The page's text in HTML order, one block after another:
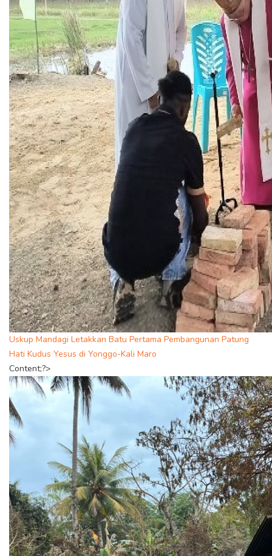
Uskup Mandagi Letakkan Batu Pertama Pembangunan Patung
Hati Kudus Yesus di Yonggo-Kali Maro
Content;?>